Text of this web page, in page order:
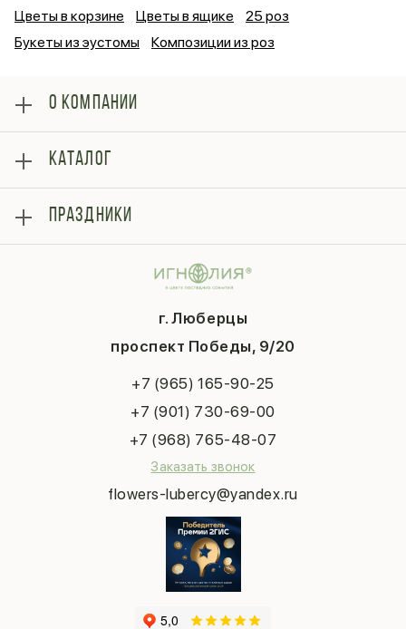
Цветы в корзине
Цветы в ящике
25 роз
Букеты из эустомы
Композиции из роз
г. Люберцы
проспект Победы, 9/20
+7 (965) 165-90-25
+7 (901) 730-69-00
+7 (968) 765-48-07
Заказать звонок
flowers-lubercy@yandex.ru
О КОМПАНИИ
Оплата
Отзывы
Блог
Гарантии
Контакты
Публичная оферта
КАТАЛОГ
Букеты
Композиции
ПРАЗДНИКИ
Последний звонок